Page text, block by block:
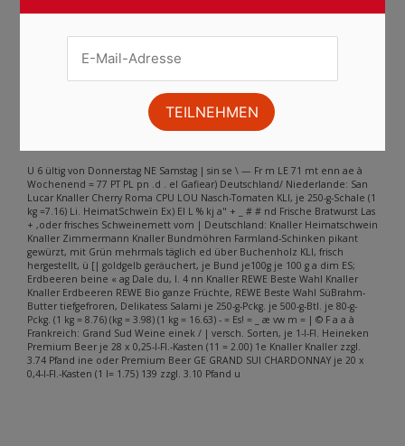
Andere Inhalte gefunden auf der
Seite
Bitte beachten Sie, dass dieser Text automatisch generiert wird und
U 6 ültig von Donnerstag NE Samstag | sin se \ — Fr m LE 71 mt enn ae à
Wochenend = 77 PT PL pn .d . el Gafiear) Deutschland/ Niederlande: San
Lucar Knaller Cherry Roma CPU LOU Nasch-Tomaten KLI, je 250-g-Schale (1
kg =7.16) Li. HeimatSchweïn Ex) EI L % kj a" + _ # # nd Frische Bratwurst Las
+ ‚oder frisches Schweinemett vom | Deutschland: Knaller Heimatschwein
Knaller Zimmermann Knaller Bundmöhren Farmland-Schinken pikant
gewürzt, mit Grün mehrmals täglich ed über Buchenholz KLI, frisch
hergestellt, ü [| goldgelb geräuchert, je Bund je100g je 100 g a dim ES;
Erdbeeren beine « ag Dale du, I. 4 nn Knaller REWE Beste Wahl Knaller
Knaller Erdbeeren REWE Bio ganze Früchte, REWE Beste Wahl SüBrahm-
Butter tiefgefroren, Delikatess Salami je 250-g-Pckg. je 500-g-Btl. je 80-g-
Pckg. (1 kg = 8.76) (kg = 3.98) (1 kg = 16.63) - = Es! = _ æ vw m = | © F a a à
Frankreich: Grand Sud Weine einek / | versch. Sorten, je 1-I-Fl. Heineken
Premium Beer je 28 x 0,25-I-Fl.-Kasten (11 = 2.00) 1e Knaller Knaller zzgl.
3.74 Pfand ine oder Premium Beer GE GRAND SUI CHARDONNAY je 20 x
0,4-I-Fl.-Kasten (1 l= 1.75) 139 zzgl. 3.10 Pfand u